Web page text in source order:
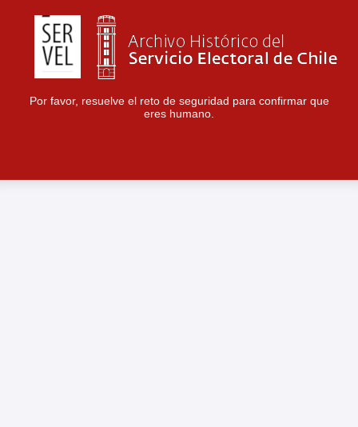
Por favor, resuelve el reto de seguridad para confirmar que
eres humano.